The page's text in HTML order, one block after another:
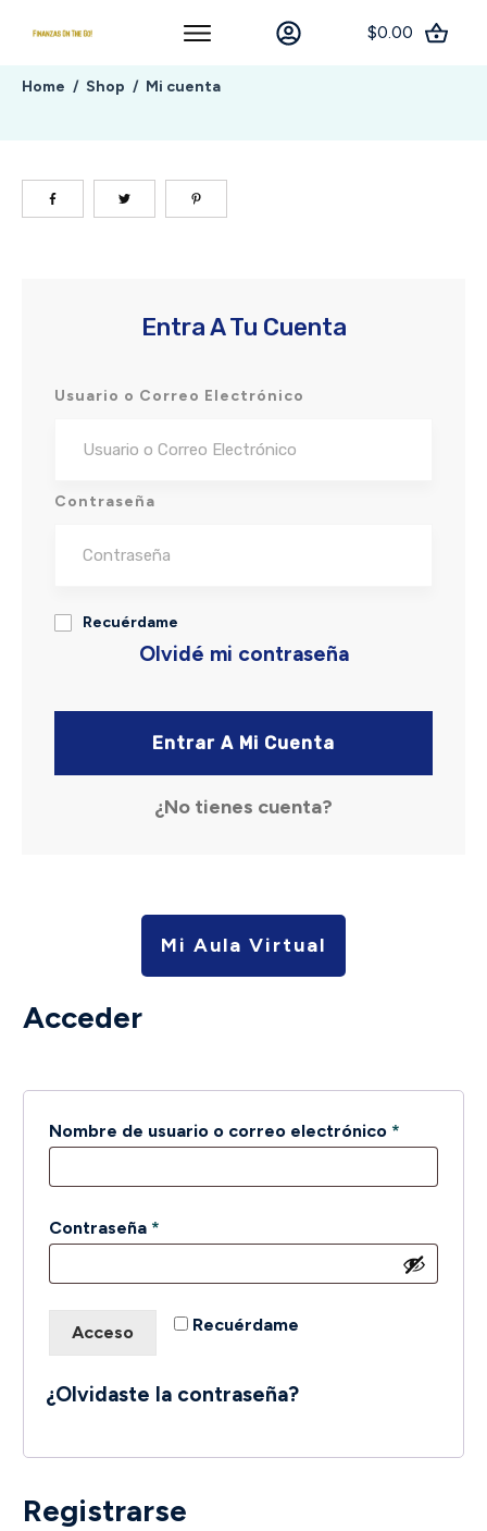
$0.00
Home / Shop / Mi cuenta
Entra A Tu Cuenta
Usuario o Correo Electrónico
Contraseña
Recuérdame
Olvidé mi contraseña
Entrar A Mi Cuenta
¿No tienes cuenta?
Mi Aula Virtual
Acceder
Nombre de usuario o correo electrónico *
Contraseña *
Recuérdame
Acceso
¿Olvidaste la contraseña?
Registrarse